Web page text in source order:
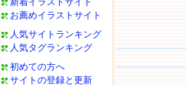
お薦めイラストサイト
人気サイトランキング
人気タグランキング
初めての方へ
サイトの登録と更新